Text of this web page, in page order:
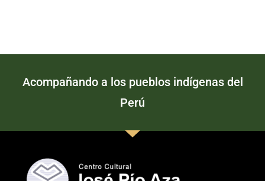
Acompañando a los pueblos indígenas del
Perú